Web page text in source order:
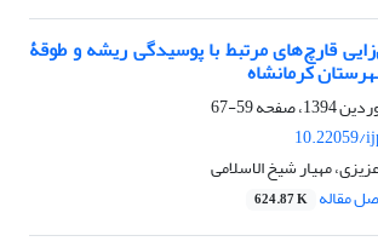
قارچ‌های مرتبط با پوسیدگی ریشه و طوقۀ
کرمانشاه
59-67
10.22059/
مهیار شیخ الاسلامی
مقاله 624.87 K